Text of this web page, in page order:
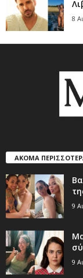
8
ΑΚΟΜΑ
9
9